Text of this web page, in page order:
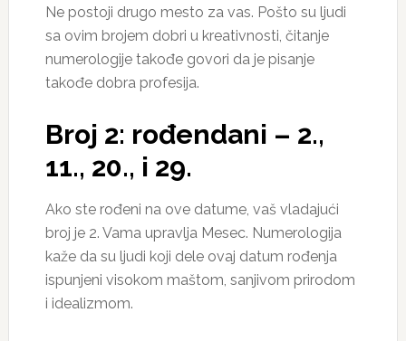
Ne postoji drugo mesto za vas. Pošto su ljudi
sa ovim brojem dobri u kreativnosti, čitanje
numerologije takođe govori da je pisanje
takođe dobra profesija.
Broj 2: rođendani – 2.,
11., 20., i 29.
Ako ste rođeni na ove datume, vaš vladajući
broj je 2. Vama upravlja Mesec. Numerologija
kaže da su ljudi koji dele ovaj datum rođenja
ispunjeni visokom maštom, sanjivom prirodom
i idealizmom.